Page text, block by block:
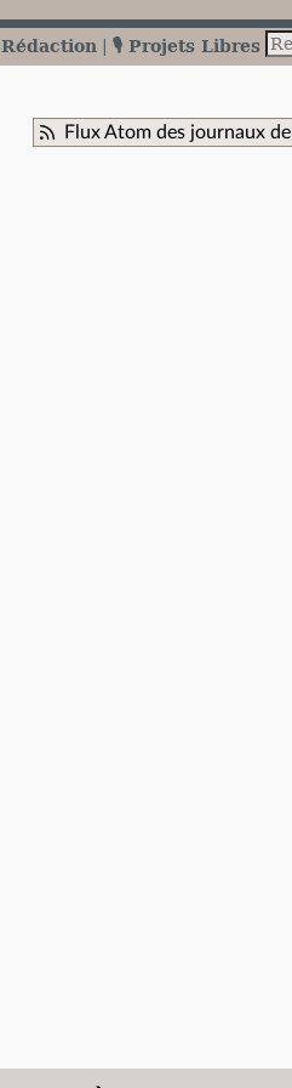
Rédaction 🎙️ Projets Libres
Flux Atom des journaux de